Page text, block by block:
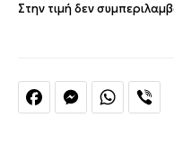
FacebookMessengerWhatsApp
Στην τιμή δεν